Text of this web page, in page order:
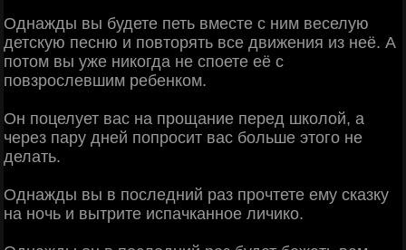
Однажды вы будете петь вместе с ним веселую
детскую песню и повторять все движения из неё. А
потом вы уже никогда не споете её с
повзрослевшим ребенком.
Он поцелует вас на прощание перед школой, а
через пару дней попросит вас больше этого не
делать.
Однажды вы в последний раз прочтете ему сказку
на ночь и вытрите испачканное личико.